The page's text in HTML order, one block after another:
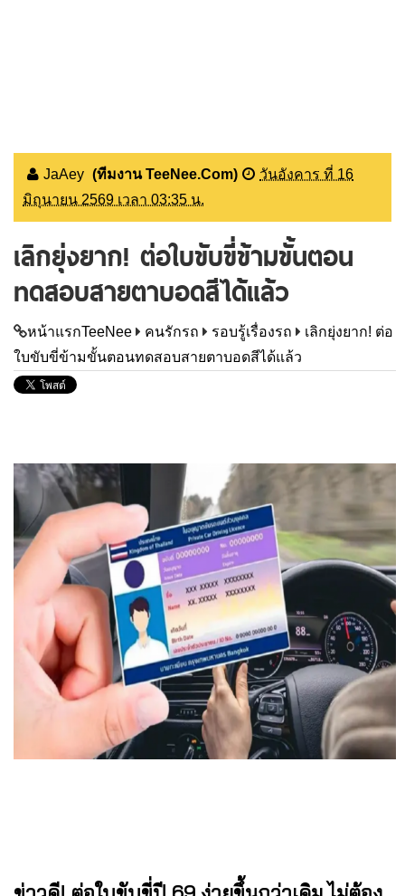
JaAey (ทีมงาน TeeNee.Com)
วันอังคาร ที่ 16
มิถุนายน 2569 เวลา 03:35 น.
เลิกยุ่งยาก! ต่อใบขับขี่ข้ามขั้นตอน
ทดสอบสายตาบอดสีได้แล้ว
หน้าแรกTeeNee คนรักรถ รอบรู้เรื่องรถ
เลิกยุ่งยาก! ต่อ
ใบขับขี่ข้ามขั้นตอนทดสอบสายตาบอดสีได้แล้ว